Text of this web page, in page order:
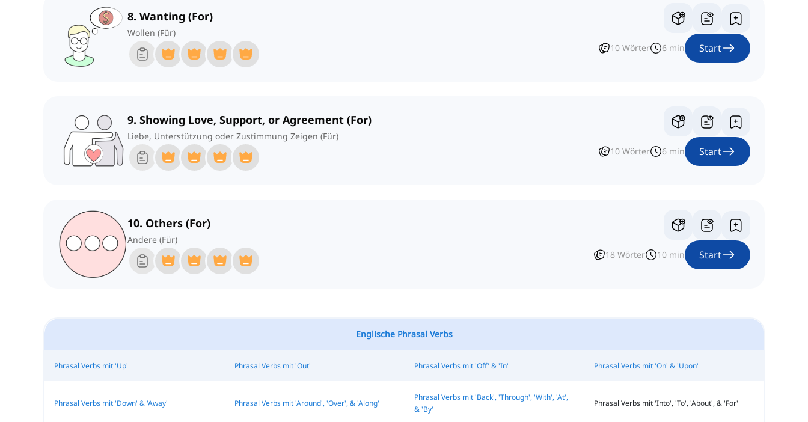
8. Wanting (For)
Wollen (Für)
10 Wörter 6 min Start
9. Showing Love, Support, or Agreement (For)
Liebe, Unterstützung oder Zustimmung Zeigen (Für)
10 Wörter 6 min Start
10. Others (For)
Andere (Für)
18 Wörter 10 min Start
Englische Phrasal Verbs
Phrasal Verbs mit 'Up' Phrasal Verbs mit 'Out' Phrasal Verbs mit 'Off' & 'In' Phrasal Verbs mit 'On' & 'Upon'
Phrasal Verbs mit 'Down' & 'Away' Phrasal Verbs mit 'Around', 'Over', & 'Along'
Phrasal Verbs mit 'Back', 'Through', 'With', 'At',
& 'By'
Phrasal Verbs mit 'Into', 'To', 'About', & 'For'